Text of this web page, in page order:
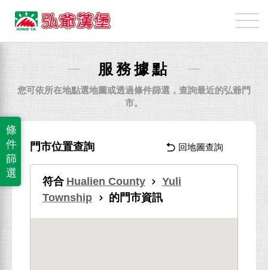
弘
爺
國
業
份
有
限
公
司
服務據點
您可依所在地點選地圖或透過條件篩選，查詢最近的弘爺門
市。
條
件
篩
選
門市位置查詢 回地圖查詢
符合 Hualien County
Yuli
Township
的門市資訊